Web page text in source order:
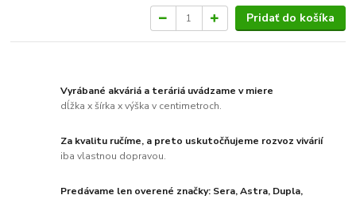
Pridať do košíka
Vyrábané akváriá a teráriá uvádzame v miere
dĺžka x šírka x výška v centimetroch.
Za kvalitu ručíme, a preto uskutočňujeme rozvoz vivárií
iba vlastnou dopravou.
Predávame len overené značky: Sera, Astra, Dupla,